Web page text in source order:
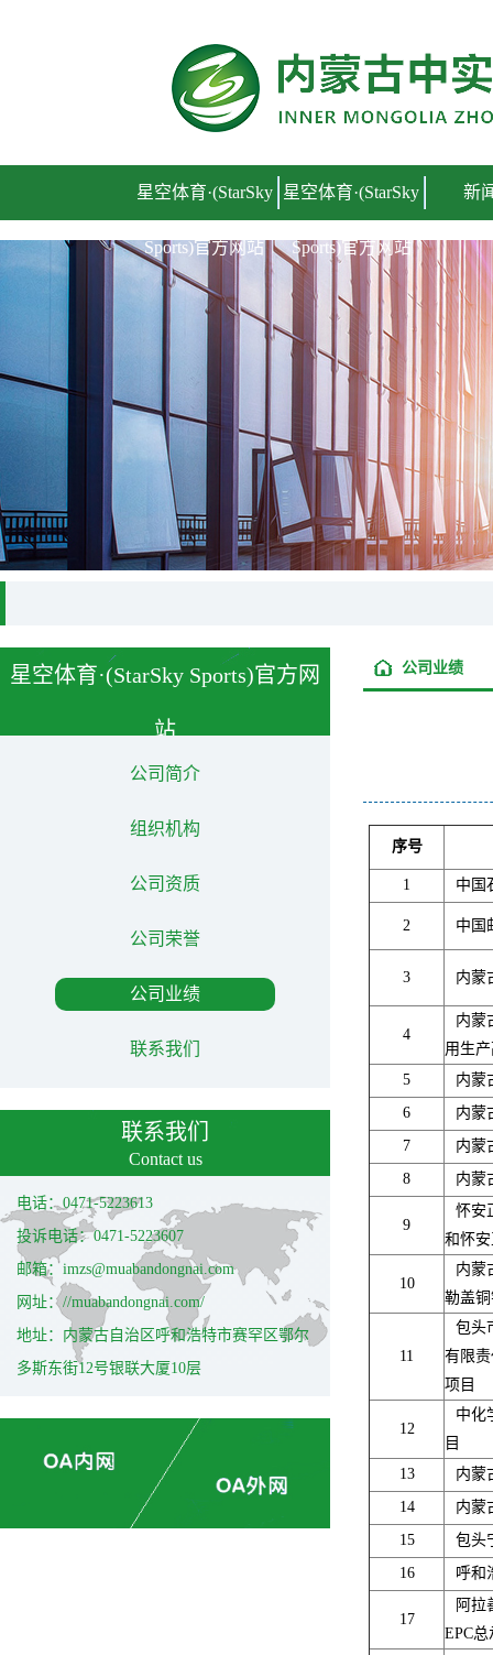
星空体育·(StarSky
Sports)官方网站
星空体育·(StarSky
Sports)官方网站
新
星空体育·(StarSky Sports)官方网
站
About us
公司简介
组织机构
公司资质
公司荣誉
公司业绩
联系我们
联系我们
Contact us
电话：0471-5223613
投诉电话：0471-5223607
邮箱：imzs@muabandongnai.com
网址：//muabandongnai.com/
地址：内蒙古自治区呼和浩特市赛罕区鄂尔
多斯东街12号银联大厦10层
公司业绩
序号
1 中国
2 中国
3 内蒙
4
内蒙
用生
5
内蒙
6
内蒙
7
内蒙
8
内蒙
9
怀安
和怀
10
内蒙
勒盖
11
包头
有限
项目
12
中化
目
13
内蒙
14
内蒙
15
包头
16
呼和
17
阿拉
EPC